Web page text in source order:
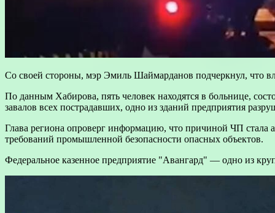
Со своей стороны, мэр Эмиль Шаймарданов подчеркнул, что
По данным Хабирова, пять человек находятся в больнице,
завалов всех пострадавших, одно из зданий предприятия
Глава региона опроверг информацию, что причиной ЧП
требований промышленной безопасности опасных объектов.
Федеральное казенное предприятие "Авангард" — одно из